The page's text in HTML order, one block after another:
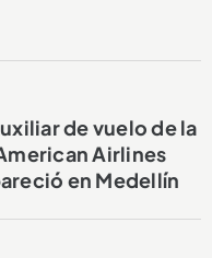
de vuelo de la
Airlines
en Medellín